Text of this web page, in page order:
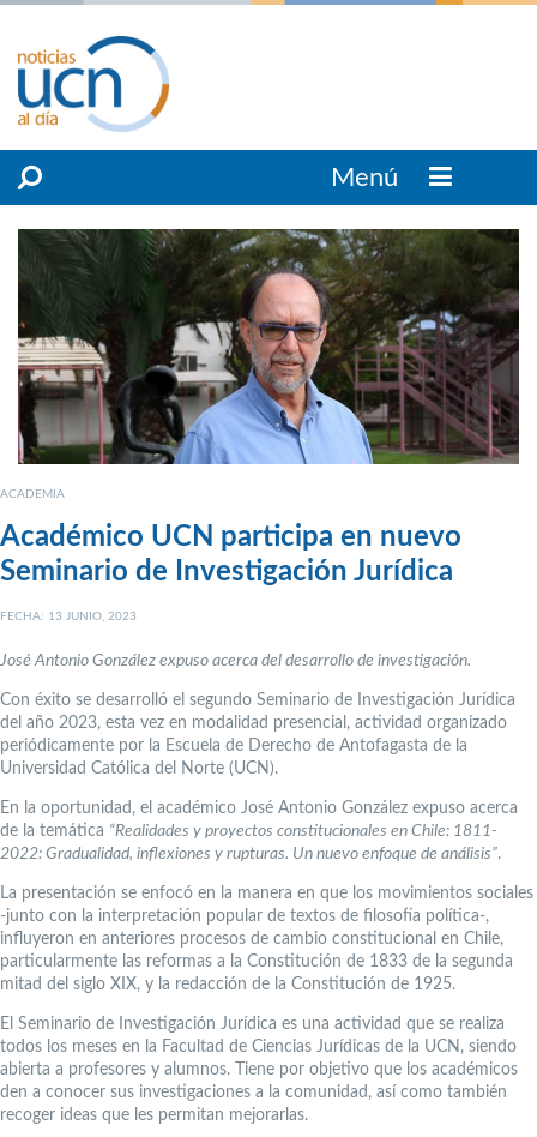
Menú
ACADEMIA
Académico UCN participa en nuevo
Seminario de Investigación Jurídica
FECHA: 13 JUNIO, 2023
José Antonio González expuso acerca del desarrollo de investigación.
Con éxito se desarrolló el segundo Seminario de Investigación Jurídica
del año 2023, esta vez en modalidad presencial, actividad organizado
periódicamente por la Escuela de Derecho de Antofagasta de la
Universidad Católica del Norte (UCN).
En la oportunidad, el académico José Antonio González expuso acerca
de la temática “Realidades y proyectos constitucionales en Chile: 1811-
2022: Gradualidad, inflexiones y rupturas. Un nuevo enfoque de análisis”.
La presentación se enfocó en la manera en que los movimientos sociales
-junto con la interpretación popular de textos de filosofía política-,
influyeron en anteriores procesos de cambio constitucional en Chile,
particularmente las reformas a la Constitución de 1833 de la segunda
mitad del siglo XIX, y la redacción de la Constitución de 1925.
El Seminario de Investigación Jurídica es una actividad que se realiza
todos los meses en la Facultad de Ciencias Jurídicas de la UCN, siendo
abierta a profesores y alumnos. Tiene por objetivo que los académicos
den a conocer sus investigaciones a la comunidad, así como también
recoger ideas que les permitan mejorarlas.